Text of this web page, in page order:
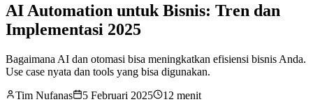
AI Automation untuk Bisnis: Tren dan
Implementasi 2025
Bagaimana AI dan otomasi bisa meningkatkan efisiensi bisnis Anda.
Use case nyata dan tools yang bisa digunakan.
Tim Nufanas
5 Februari 2025 12 menit